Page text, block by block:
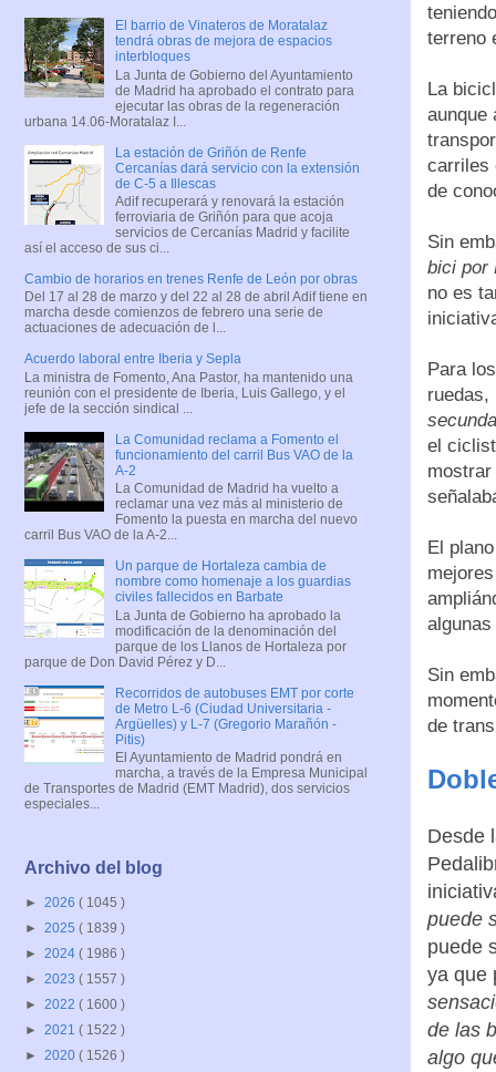
terreno
La
aunque
carriles
de
Sin
bici por
no es
Para
el
El
Sin
de
Desde
puede
puede
ya que
de las
algo
El barrio de Vinateros de Moratalaz
tendrá obras de mejora de espacios
interbloques
La Junta de Gobierno del Ayuntamiento
de Madrid ha aprobado el contrato para
ejecutar las obras de la regeneración
urbana 14.06-Moratalaz I...
La estación de Griñón de Renfe
Cercanías dará servicio con la extensión
de C-5 a Illescas
Adif recuperará y renovará la estación
ferroviaria de Griñón para que acoja
servicios de Cercanías Madrid y facilite
así el acceso de sus ci...
Cambio de horarios en trenes Renfe de León por obras
Del 17 al 28 de marzo y del 22 al 28 de abril Adif tiene en
marcha desde comienzos de febrero una serie de
actuaciones de adecuación de l...
Acuerdo laboral entre Iberia y Sepla
La ministra de Fomento, Ana Pastor, ha mantenido una
reunión con el presidente de Iberia, Luis Gallego, y el
jefe de la sección sindical ...
La Comunidad reclama a Fomento el
funcionamiento del carril Bus VAO de la
A-2
La Comunidad de Madrid ha vuelto a
reclamar una vez más al ministerio de
Fomento la puesta en marcha del nuevo
carril Bus VAO de la A-2...
Un parque de Hortaleza cambia de
nombre como homenaje a los guardias
civiles fallecidos en Barbate
La Junta de Gobierno ha aprobado la
modificación de la denominación del
parque de los Llanos de Hortaleza por
parque de Don David Pérez y D...
Recorridos de autobuses EMT por corte
de Metro L-6 (Ciudad Universitaria -
Argüelles) y L-7 (Gregorio Marañón -
Pitis)
El Ayuntamiento de Madrid pondrá en
marcha, a través de la Empresa Municipal
de Transportes de Madrid (EMT Madrid), dos servicios
especiales...
Archivo del blog
► 2026 ( 1045 )
► 2025 ( 1839 )
► 2024 ( 1986 )
► 2023 ( 1557 )
► 2022 ( 1600 )
► 2021 ( 1522 )
► 2020 ( 1526 )